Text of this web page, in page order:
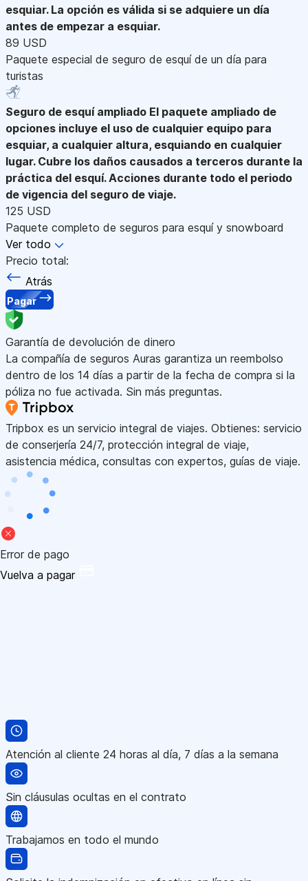
esquiar. La opción es válida si se adquiere un día
antes de empezar a esquiar.
89 USD
Paquete especial de seguro de esquí de un día para
turistas
Seguro de esquí ampliado El paquete ampliado de
opciones incluye el uso de cualquier equipo para
esquiar, a cualquier altura, esquiando en cualquier
lugar. Cubre los daños causados a terceros durante la
práctica del esquí. Acciones durante todo el periodo
de vigencia del seguro de viaje.
125 USD
Paquete completo de seguros para esquí y snowboard
Ver todo
Precio total:
Atrás
Pagar
Garantía de devolución de dinero
La compañía de seguros Auras garantiza un reembolso
dentro de los 14 días a partir de la fecha de compra si la
póliza no fue activada. Sin más preguntas.
Tripbox es un servicio integral de viajes. Obtienes: servicio
de conserjería 24/7, protección integral de viaje,
asistencia médica, consultas con expertos, guías de viaje.
Error de pago
Vuelva a pagar
Atención al cliente 24 horas al día, 7 días a la semana
Sin cláusulas ocultas en el contrato
Trabajamos en todo el mundo